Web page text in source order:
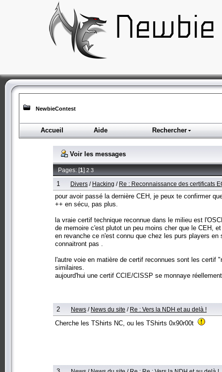
NewbieContest
Accueil Aide Rechercher
Voir les messages
Pages: [1]2 3
1 Divers / Hacking / Re : Reconnaissance des certificats
pour avoir passé la dernière CEH, je peux te confirmer
++ en sécu, pas plus.
la vraie certif technique reconnue dans le milieu est
de memoire c'est plutot un peu moins cher que le CEH,
en revanche ce n'est connu que chez les purs players
connaitront pas .
l'autre voie en matière de certif reconnues sont les
similaires.
aujourd'hui une certif CCIE/CISSP se monnaye
2 News / News du site / Re : Vers la NDH et au delà !
Cherche les TShirts NC, ou les TShirts 0x90r00t